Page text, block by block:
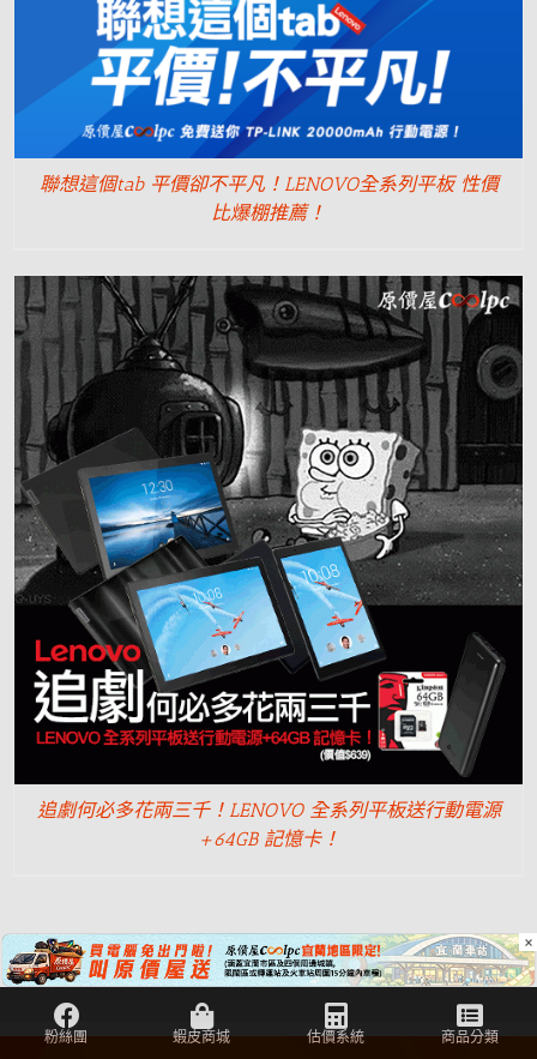
聯想這個tab 平價卻不平凡！LENOVO全系列平板 性價
比爆棚推薦！
追劇何必多花兩三千！LENOVO 全系列平板送行動電源
+64GB 記憶卡！
上一頁 1 2 ×